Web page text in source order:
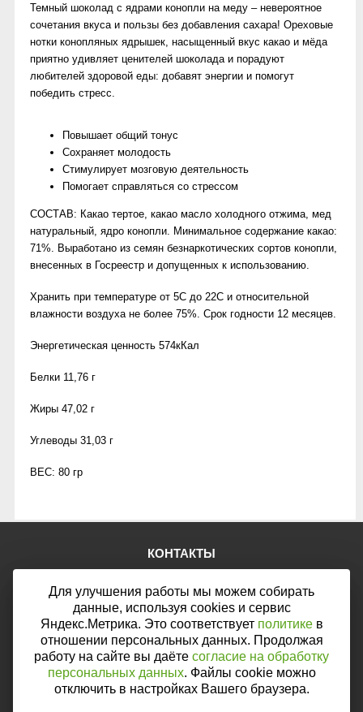
Темный шоколад с ядрами конопли на меду –невероятное
сочетания вкуса и пользы без добавления сахара! Ореховые
нотки конопляных ядрышек, насыщенный вкус какао и мёда
приятно удивляет ценителей шоколада и порадуют
любителей здоровой еды: добавят энергии и помогут
победить стресс.
Повышает общий тонус
Сохраняет молодость
Стимулирует мозговую деятельность
Помогает справляться со стрессом
СОСТАВ: Какао тертое, какао масло холодного отжима, мед
натуральный, ядро конопли. Минимальное содержание какао:
71%. Выработано из семян безнаркотических сортов конопли,
внесенных в Госреестр и допущенных к использованию.
Хранить при температуре от 5С до 22С и относительной
влажности воздуха не более 75%. Срок годности 12 месяцев.
Энергетическая ценность 574кКал
Белки 11,76 г
Жиры 47,02 г
Углеводы 31,03 г
ВЕС: 80 гр
КОНТАКТЫ
E-mail:mail@web46.ru
Мы в соцсетях:
Мы принимаем к оплате:
Для улучшения работы мы можем собирать
данные, используя cookies и сервис
Яндекс.Метрика. Это соответствует политикев
отношении персональных данных. Продолжая
работу на сайте вы даёте согласие на обработку
персональных данных. Файлы cookie можно
отключить в настройках Вашего браузера.